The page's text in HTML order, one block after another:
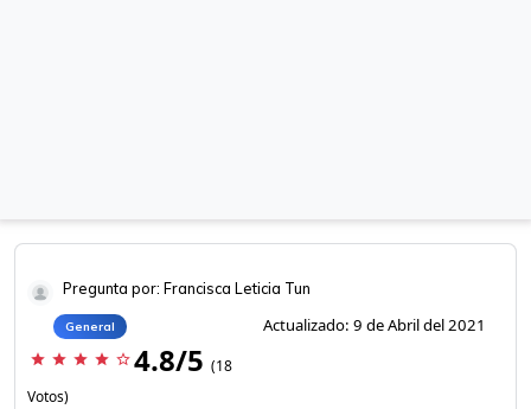
Pregunta por: Francisca Leticia Tun
General Actualizado: 9 de Abril del 2021
star star star star star_border 4.8/5 (18
Votos)